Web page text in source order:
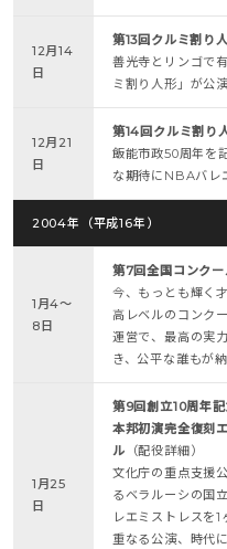
12月14
日
第13回クルミ割り
善光寺とリンゴで
ミ割り人形」が公
12月21
日
第14回クルミ割り
飯能市政50周年を
な期待にNBAバレ
2004年（平成16年）
1月4～
8日
第7回全国コンクー
今、もっとも輝く
高レベルのコンク
運営で、最高の実
き、公平な誰もが
1月25
日
第9回創立10周年
本邦初演完全復刻
ル （配役詳細）
文化庁の重点支援
るベラルーシの国
レエミストレスを
重なる公演、時代